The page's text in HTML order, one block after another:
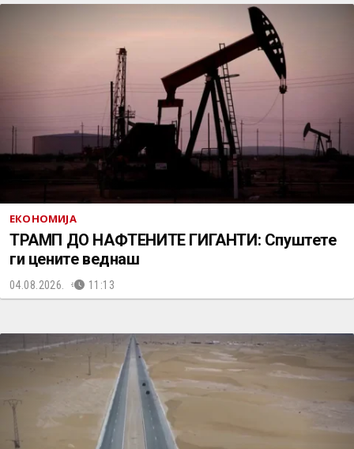
ЕКОНОМИЈА
ТРАМП ДО НАФТЕНИТЕ ГИГАНТИ: Спуштете
ги цените веднаш
04.08.2026. 11:13